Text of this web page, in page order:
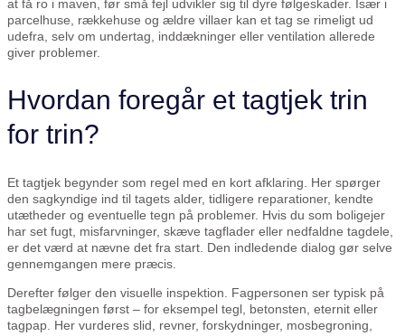
at få ro i maven, før små fejl udvikler sig til dyre følgeskader. Især i
parcelhuse, rækkehuse og ældre villaer kan et tag se rimeligt ud
udefra, selv om undertag, inddækninger eller ventilation allerede
giver problemer.
Hvordan foregår et tagtjek trin
for trin?
Et tagtjek begynder som regel med en kort afklaring. Her spørger
den sagkyndige ind til tagets alder, tidligere reparationer, kendte
utætheder og eventuelle tegn på problemer. Hvis du som boligejer
har set fugt, misfarvninger, skæve tagflader eller nedfaldne tagdele,
er det værd at nævne det fra start. Den indledende dialog gør selve
gennemgangen mere præcis.
Derefter følger den visuelle inspektion. Fagpersonen ser typisk på
tagbelægningen først – for eksempel tegl, betonsten, eternit eller
tagpap. Her vurderes slid, revner, forskydninger, mosbegroning,